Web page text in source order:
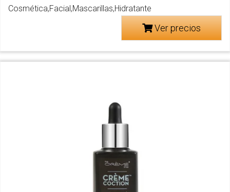
Cosmética,Facial,Mascarillas,Hidratante
Ver precios